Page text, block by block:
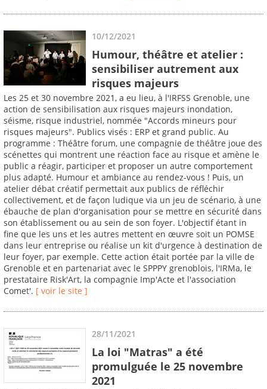
10/12/2021
Humour, théâtre et atelier :
sensibiliser autrement aux
risques majeurs
Les 25 et 30 novembre 2021, a eu lieu, à l'IRFSS Grenoble, une
action de sensibilisation aux risques majeurs inondation,
séisme, risque industriel, nommée "Accords mineurs pour
risques majeurs". Publics visés : ERP et grand public. Au
programme : Théâtre forum, une compagnie de théâtre joue des
scénettes qui montrent une réaction face au risque et amène le
public a réagir, participer et proposer un autre comportement
plus adapté. Humour et ambiance au rendez-vous ! Puis, un
atelier débat créatif permettait aux publics de réfléchir
collectivement, et de façon ludique via un jeu de scénario, à une
ébauche de plan d'organisation pour se mettre en sécurité dans
son établissement ou au sein de son foyer. L'objectif étant in
fine que les uns et les autres mettent en œuvre soit un POMSE
dans leur entreprise ou réalise un kit d'urgence à destination de
leur foyer, par exemple. Cette action était portée par la ville de
Grenoble et en partenariat avec le SPPPY grenoblois, l'IRMa, le
prestataire Risk'Art, la compagnie Imp'Acte et l'association
Comet'. [ voir le site ]
28/11/2021
La loi "Matras" a été
promulguée le 25 novembre
2021